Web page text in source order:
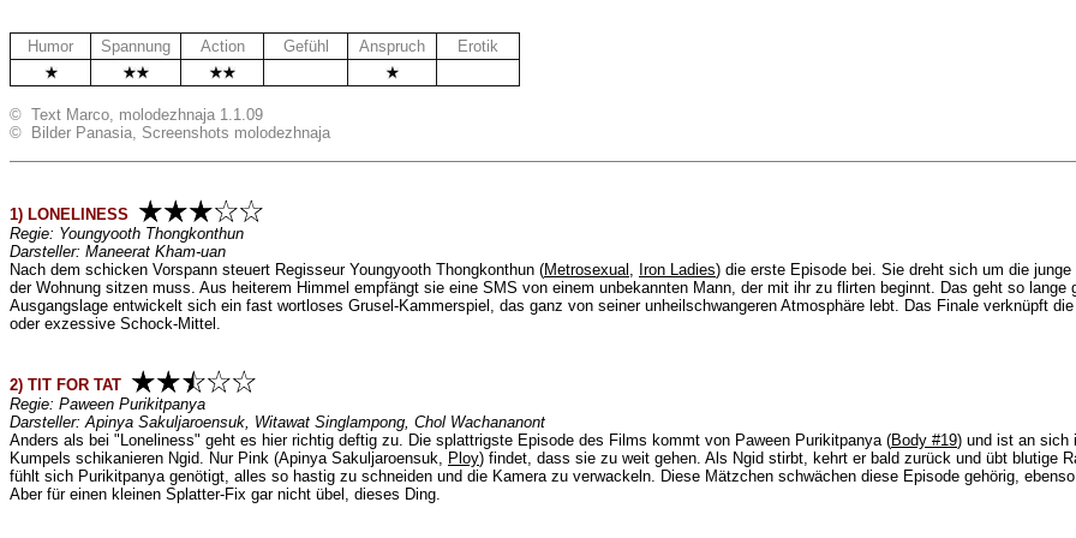
Humor Spannung Action Gefühl Anspruch
Erotik
© Text Marco, molodezhnaja 1.1.09
© Bilder Panasia, Screenshots molodezhnaja
1) LONELINESS
Regie: Youngyooth Thongkonthun
Darsteller: Maneerat Kham-uan
Nach dem schicken Vorspann steuert Regisseur Youngyooth Thongkonthun (Metrosexual , Iron Ladies) die erste Episode bei. Sie dreht sich um die
der Wohnung sitzen muss. Aus heiterem Himmel empfängt sie eine SMS von einem unbekannten Mann, der mit ihr zu flirten beginnt. Das geht so
Ausgangslage entwickelt sich ein fast wortloses Grusel-Kammerspiel, das ganz von seiner unheilschwangeren Atmosphäre lebt. Das Finale verknüpft
oder exzessive Schock-Mittel.
2) TIT FOR TAT
Regie: Paween Purikitpanya
Darsteller:Apinya Sakuljaroensuk, Witawat Singlampong, Chol Wachananont
Anders als bei "Loneliness" geht es hier richtig deftig zu. Die splattrigste Episode des Films kommt von Paween Purikitpanya (Body #19) und ist an sich
Kumpels schikanieren Ngid. Nur Pink (Apinya Sakuljaroensuk, Ploy) findet, dass sie zu weit gehen. Als Ngid stirbt, kehrt er bald zurück und übt blutige
fühlt sich Purikitpanya genötigt, alles so hastig zu schneiden und die Kamera zu verwackeln. Diese Mätzchen schwächen diese Episode gehörig,
Aber für einen kleinen Splatter-Fix gar nicht übel, dieses Ding.